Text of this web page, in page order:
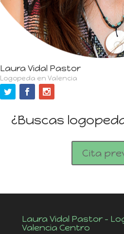
Laura Vidal Pastor
Logopeda en Valencia
¿Buscas
Cita
Laura Vidal Pastor –
Valencia Centro